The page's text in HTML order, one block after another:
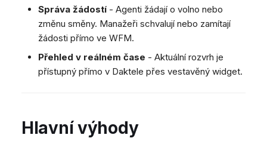
Vlastní fronty
Směrování
Analytika
Správa žádostí - Agenti žádají o volno nebo
změnu směny. Manažeři schvalují nebo zamítají
žádosti přímo ve WFM.
Přehled v reálném čase - Aktuální rozvrh je
přístupný přímo v Daktele přes vestavěný widget.
Hlavní výhody